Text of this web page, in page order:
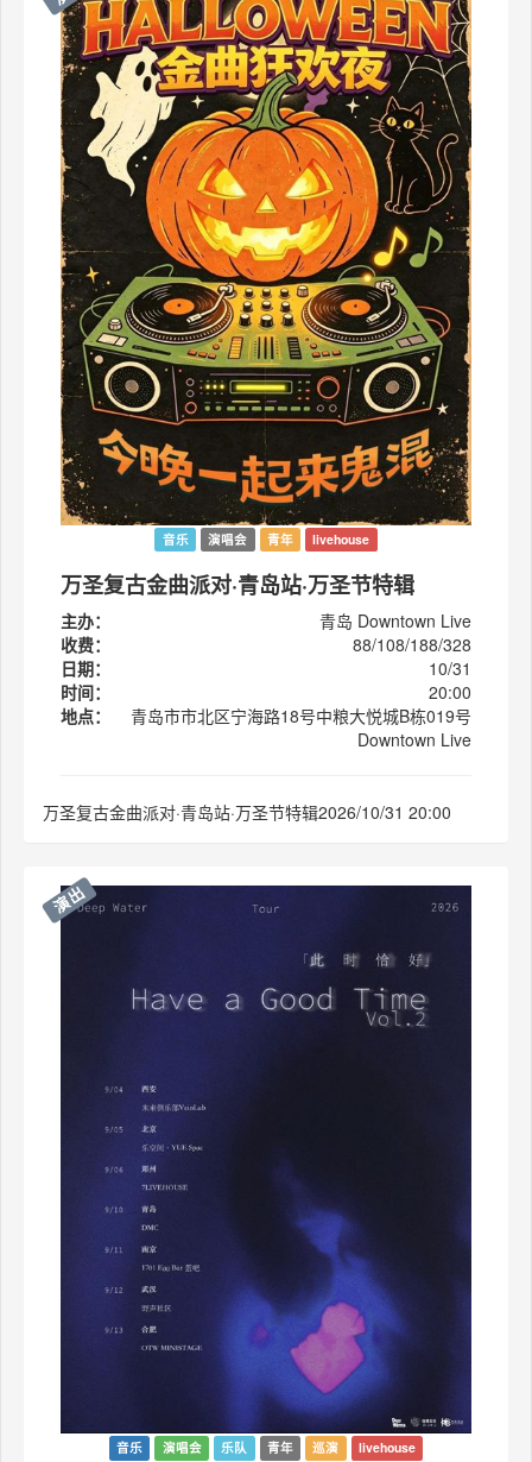
音乐 演唱会 青年 livehouse
万圣复古金曲派对·青岛站·万圣节特辑
主办：
青岛 Downtown Live
收费：
88/108/188/328
日期：
10/31
时间：
20:00
地点：
青岛市市北区宁海路18号中粮大悦城B栋019号
Downtown Live
万圣复古金曲派对·青岛站·万圣节特辑2026/10/31 20:00
演出
音乐 演唱会 乐队 青年 巡演 livehouse